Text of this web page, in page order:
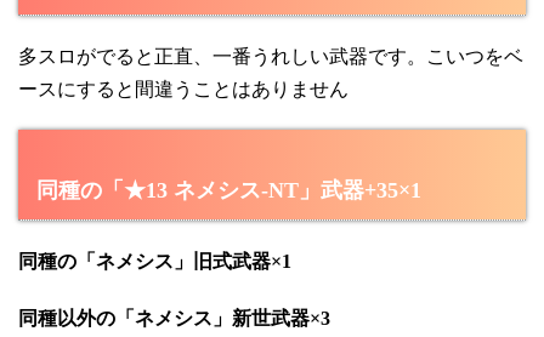
多スロがでると正直、一番うれしい武器です。こいつをベ
ースにすると間違うことはありません
同種の「★13 ネメシス-NT」武器+35×1
同種の「ネメシス」旧式武器×1
同種以外の「ネメシス」新世武器×3